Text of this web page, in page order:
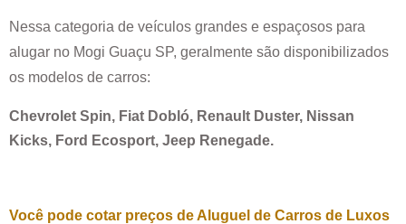
Nessa categoria de veículos grandes e espaçosos para
alugar no Mogi Guaçu SP, geralmente são disponibilizados
os modelos de carros:
Chevrolet Spin, Fiat Dobló, Renault Duster, Nissan
Kicks, Ford Ecosport, Jeep Renegade.
Você pode cotar preços de Aluguel de Carros de Luxos